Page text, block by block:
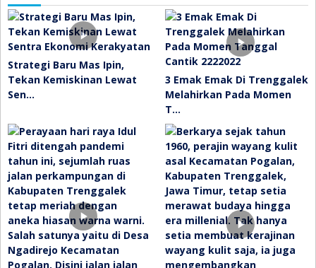
Strategi Baru Mas Ipin,
Tekan Kemiskinan Lewat
Sen…
3 Emak Emak Di Trenggalek
Melahirkan Pada Momen
T…